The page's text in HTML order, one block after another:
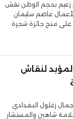
زعيم بحجم الوطن نقش
عاصم سليمان
على منح جائزة شجرة
السجن المؤبد لنقاش
زغلول البغدادي
شاهين والمستشار